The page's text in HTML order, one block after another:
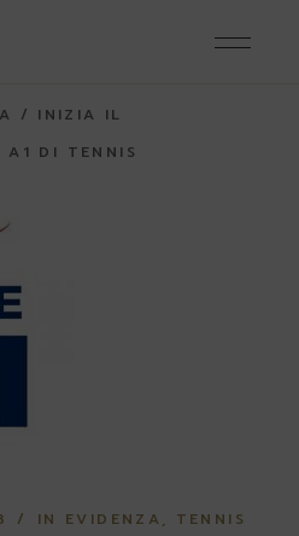
INIZIA IL
A1 DI TENNIS
IN EVIDENZA TENNIS